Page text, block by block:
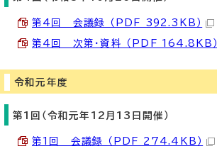
第4回 会議録 （PDF 392.3KB）
第4回 次第・資料 （PDF 164.8KB）
令和元年度
第1回（令和元年12月13日開催）
第1回 会議録 （PDF 274.4KB）